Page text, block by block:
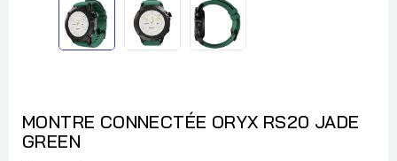
MONTRE CONNECTÉE ORYX RS20 JADE
GREEN